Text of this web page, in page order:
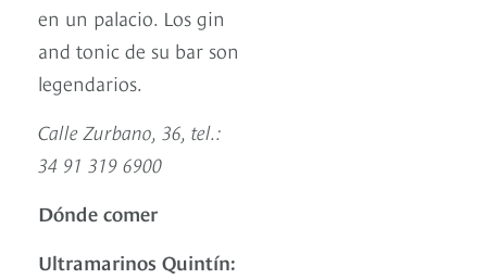
en un palacio. Los gin
and tonic de su bar son
legendarios.
Calle Zurbano, 36, tel.:
34 91 319 6900
Dónde comer
Ultramarinos Quintín: